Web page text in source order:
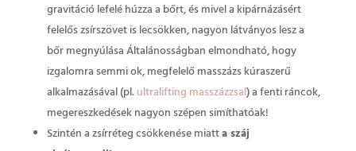
gravitáció lefelé húzza a bőrt, és mivel a kipárnázásért
felelős zsírszövet is lecsökken, nagyon látványos lesz a
bőr megnyúlása Általánosságban elmondható, hogy
izgalomra semmi ok, megfelelő masszázs kúraszerű
alkalmazásával (pl. ultralifting masszázzsal) a fenti ráncok,
megereszkedések nagyon szépen simíthatóak!
Szintén a zsírréteg csökkenése miatta száj